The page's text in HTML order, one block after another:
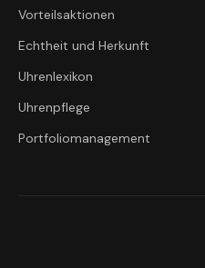
Vorteilsaktionen
Echtheit und Herkunft
Uhrenlexikon
Uhrenpflege
Portfoliomanagement